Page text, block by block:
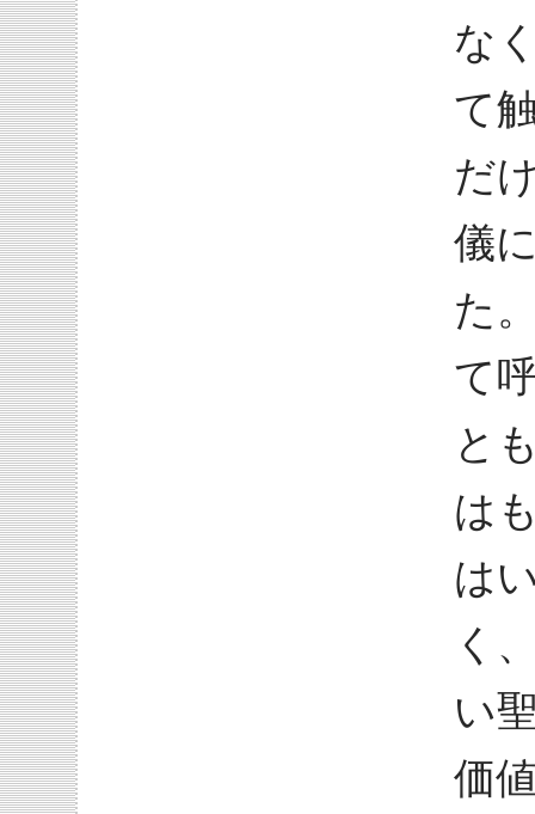
な
て
だ
儀
た
て
と
は
は
く
い
価